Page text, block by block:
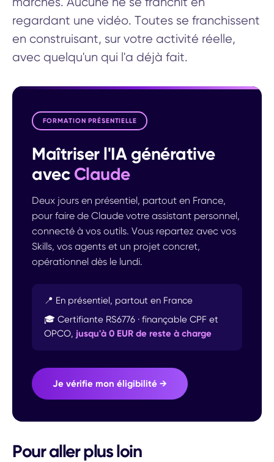
regardant une vidéo. Toutes se franchissent
en construisant, sur votre activité réelle,
avec quelqu'un qui l'a déjà fait.
FORMATION PRÉSENTIELLE
Maîtriser l'IA générative
avec Claude
Deux jours en présentiel, partout en France,
pour faire de Claude votre assistant personnel,
connecté à vos outils. Vous repartez avec vos
Skills, vos agents et un projet concret,
opérationnel dès le lundi.
📍 En présentiel, partout en France
🎓 Certifiante RS6776 · finançable CPF et
OPCO, jusqu'à 0 EUR de reste à charge
Je vérifie mon éligibilité →
Pour aller plus loin